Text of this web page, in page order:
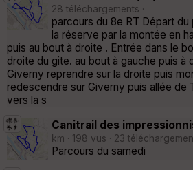
28 téléchargements ·
parcours du 8e RT Départ
la réserve par la montée en
puis au bout à droite . Entrée dans le
droite du gite. au bout à gauche puis
Giverny reprendre sur la droite puis
redescendre sur Giverny puis allée de
vers la s
Canitrail des
km · 198 vus · 23
Parcours du samedi